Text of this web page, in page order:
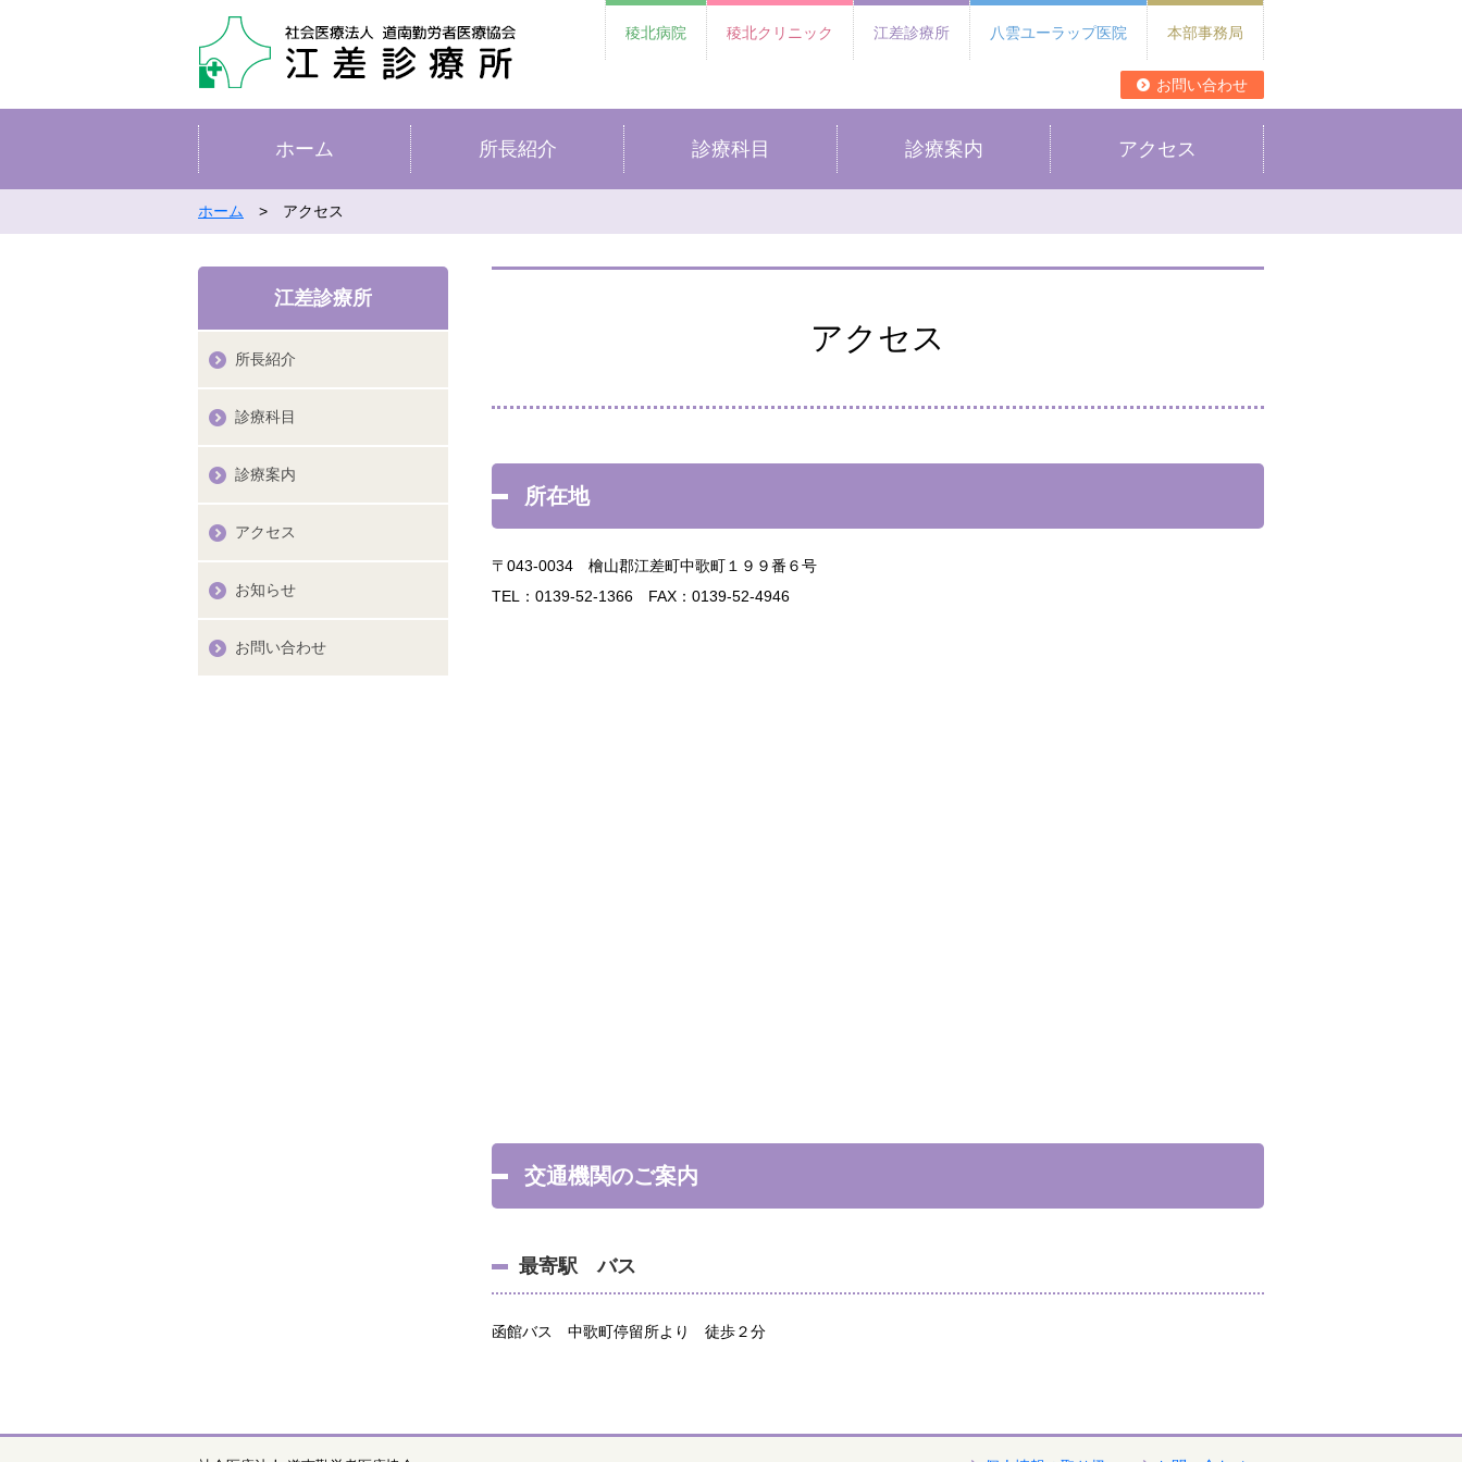
稜北病院 稜北クリニック 江差診療所 八雲ユーラップ医院 本部事務局
お問い合わせ
ホーム 所長紹介 診療科目 診療案内 アクセス
ホーム > アクセス
アクセス
所在地
〒043-0034 檜山郡江差町中歌町１９９番６号
TEL：0139-52-1366 FAX：0139-52-4946
交通機関のご案内
最寄駅 バス
函館バス 中歌町停留所より 徒歩２分
江差診療所
所長紹介
診療科目
診療案内
アクセス
お知らせ
お問い合わせ